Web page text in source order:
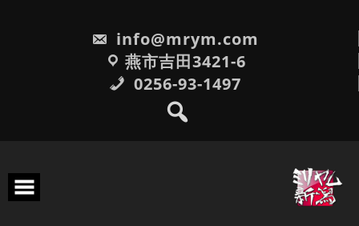
info@mrym.com
燕市吉田3421-6
0256-93-1497